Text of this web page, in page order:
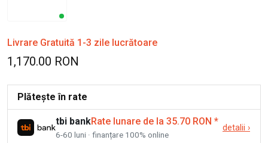
Livrare Gratuită 1-3 zile lucrătoare
1,170.00 RON
Plătește în rate
tbi bankRate lunare de la 35.70 RON *
6-60 luni · finanțare 100% online
detalii ›